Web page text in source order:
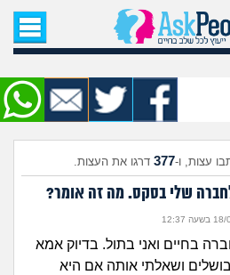
עמוד הבית
שאל שאלה
שאלות חדשות
שאלות שעוררו עניין
עצות חדשות
מה קורה כאן?
עצות, ו-377 דרגו את העצות.
שלי בסקס. מה זה אומר?
לי חברה בחיים ואני בתול. בדיוק אמא
ושאלתי אותה אם היא